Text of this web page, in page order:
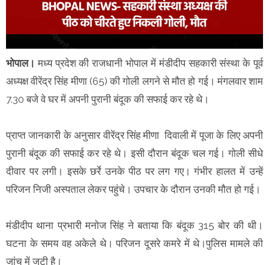
भोपाल। मध्य प्रदेश की राजधानी भोपाल में मंडीदीप सहकारी संस्था के पूर्व
अध्यक्ष वीरेंद्र सिंह मीणा (65) की गोली लगने से मौत हो गई। मंगलवार शाम
7.30 बजे वे घर में अपनी पुरानी बंदूक की सफाई कर रहे थे।
प्राप्त जानकारी के अनुसार वीरेंद्र सिंह मीणा दिवाली में पूजा के लिए अपनी
पुरानी बंदूक की सफाई कर रहे थे। इसी दौरान बंदूक चल गई। गोली सीधे
दीवार पर लगी। इसके छर्रे उनके पीठ पर लग गए। गंभीर हालत में उन्हें
परिजन निजी अस्पताल लेकर पहुंचे। उपचार के दौरान उनकी मौत हो गई।
मंडीदीप थाना प्रभारी मनोज सिंह ने बताया कि बंदूक 315 बोर की थी।
घटना के समय वह अकेले थे। परिजन दूसरे कमरे में थे।पुलिस मामले की
जांच में जुटी है।